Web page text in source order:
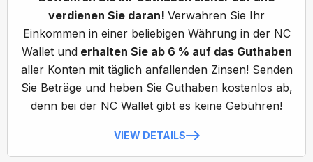
verdienen Sie daran! Verwahren Sie Ihr
Einkommen in einer beliebigen Währung in der NC
Wallet underhalten Sie ab 6 % auf das Guthaben
aller Konten mit täglich anfallenden Zinsen! Senden
Sie Beträge und heben Sie Guthaben kostenlos ab,
denn bei der NC Wallet gibt es keine Gebühren!
VIEW DETAILS